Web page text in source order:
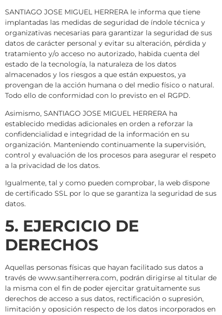
SANTIAGO JOSE MIGUEL HERRERA le informa que tiene
implantadas las medidas de seguridad de índole técnica y
organizativas necesarias para garantizar la seguridad de sus
datos de carácter personal y evitar su alteración, pérdida y
tratamiento y/o acceso no autorizado, habida cuenta del
estado de la tecnología, la naturaleza de los datos
almacenados y los riesgos a que están expuestos, ya
provengan de la acción humana o del medio físico o natural.
Todo ello de conformidad con lo previsto en el RGPD.
Asimismo, SANTIAGO JOSE MIGUEL HERRERA ha
establecido medidas adicionales en orden a reforzar la
confidencialidad e integridad de la información en su
organización. Manteniendo continuamente la supervisión,
control y evaluación de los procesos para asegurar el respeto
a la privacidad de los datos.
Igualmente, tal y como pueden comprobar, la web dispone
de certificado SSL por lo que se garantiza la seguridad de sus
datos.
5. EJERCICIO DE
DERECHOS
Aquellas personas físicas que hayan facilitado sus datos a
través de www.santiherrera.com, podrán dirigirse al titular de
la misma con el fin de poder ejercitar gratuitamente sus
derechos de acceso a sus datos, rectificación o supresión,
limitación y oposición respecto de los datos incorporados en